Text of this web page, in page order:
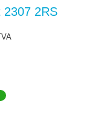
2307 2RS